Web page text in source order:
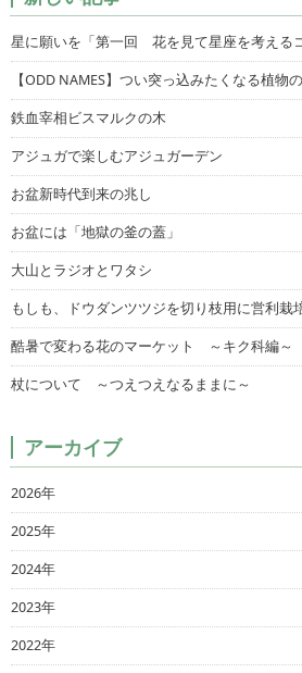
星に願いを「第一回 花を見て星座を考える
【ODD NAMES】つい突っ込みたくなる植物
鉄血宰相ビスマルクの木
アジュガで楽しむアジュガーデン
お盆新時代到来の兆し
お盆には「地獄の釜の蓋」
大山とラジオとワタシ
もしも、ドウダンツツジを切り枝用に営利栽
酷暑で変わる花のマーケット ～キク科編～
杖について ～つえつえなるままに～
アーカイブ
2026年
2025年
2024年
2023年
2022年